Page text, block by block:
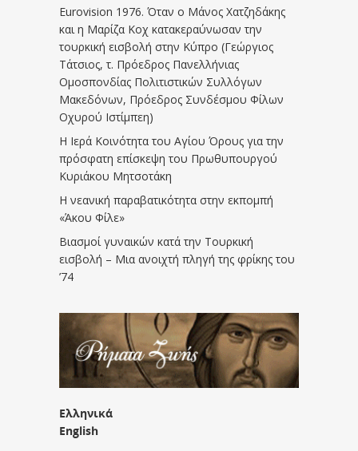
Eurovision 1976. Όταν ο Μάνος Χατζηδάκης
και η Μαρίζα Κοχ κατακεραύνωσαν την
τουρκική εισβολή στην Κύπρο (Γεώργιος
Τάτσιος, τ. Πρόεδρος Πανελλήνιας
Ομοσπονδίας Πολιτιστικών Συλλόγων
Μακεδόνων, Πρόεδρος Συνδέσμου Φίλων
Οχυρού Ιστίμπεη)
Η Ιερά Κοινότητα του Αγίου Όρους για την
πρόσφατη επίσκεψη του Πρωθυπουργού
Κυριάκου Μητσοτάκη
Η νεανική παραβατικότητα στην εκπομπή
«Άκου Φίλε»
Βιασμοί γυναικών κατά την Τουρκική
εισβολή – Μια ανοιχτή πληγή της φρίκης του
’74
Ελληνικά
English